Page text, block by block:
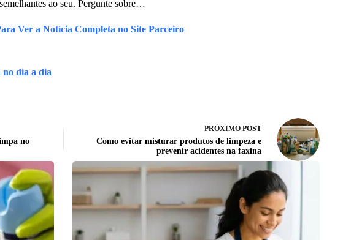
ao seu. Pergunte sobre…
Ver a Notícia Completa no Site Parceiro
no dia a dia
no
PRÓXIMO POST
Como evitar misturar produtos de limpeza e
prevenir acidentes na faxina